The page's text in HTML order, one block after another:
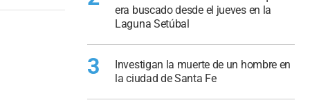
era buscado desde el jueves en la
Laguna Setúbal
3
Investigan la muerte de un hombre en
la ciudad de Santa Fe